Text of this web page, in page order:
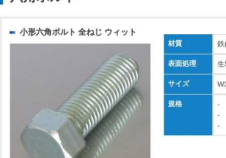
小形六角ボルト 全ねじ ウィット
材質 鉄
表面処理 生
サイズ
規格
-
-
-